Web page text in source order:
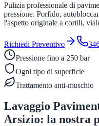
Pulizia professionale di
pressione. Porfido,
l'aspetto originale a cortili,
Richiedi Preventivo
Pressione fino a 250 bar
Ogni tipo di superficie
Trattamento anti-muschio
Lavaggio
Arsizio: la nostra